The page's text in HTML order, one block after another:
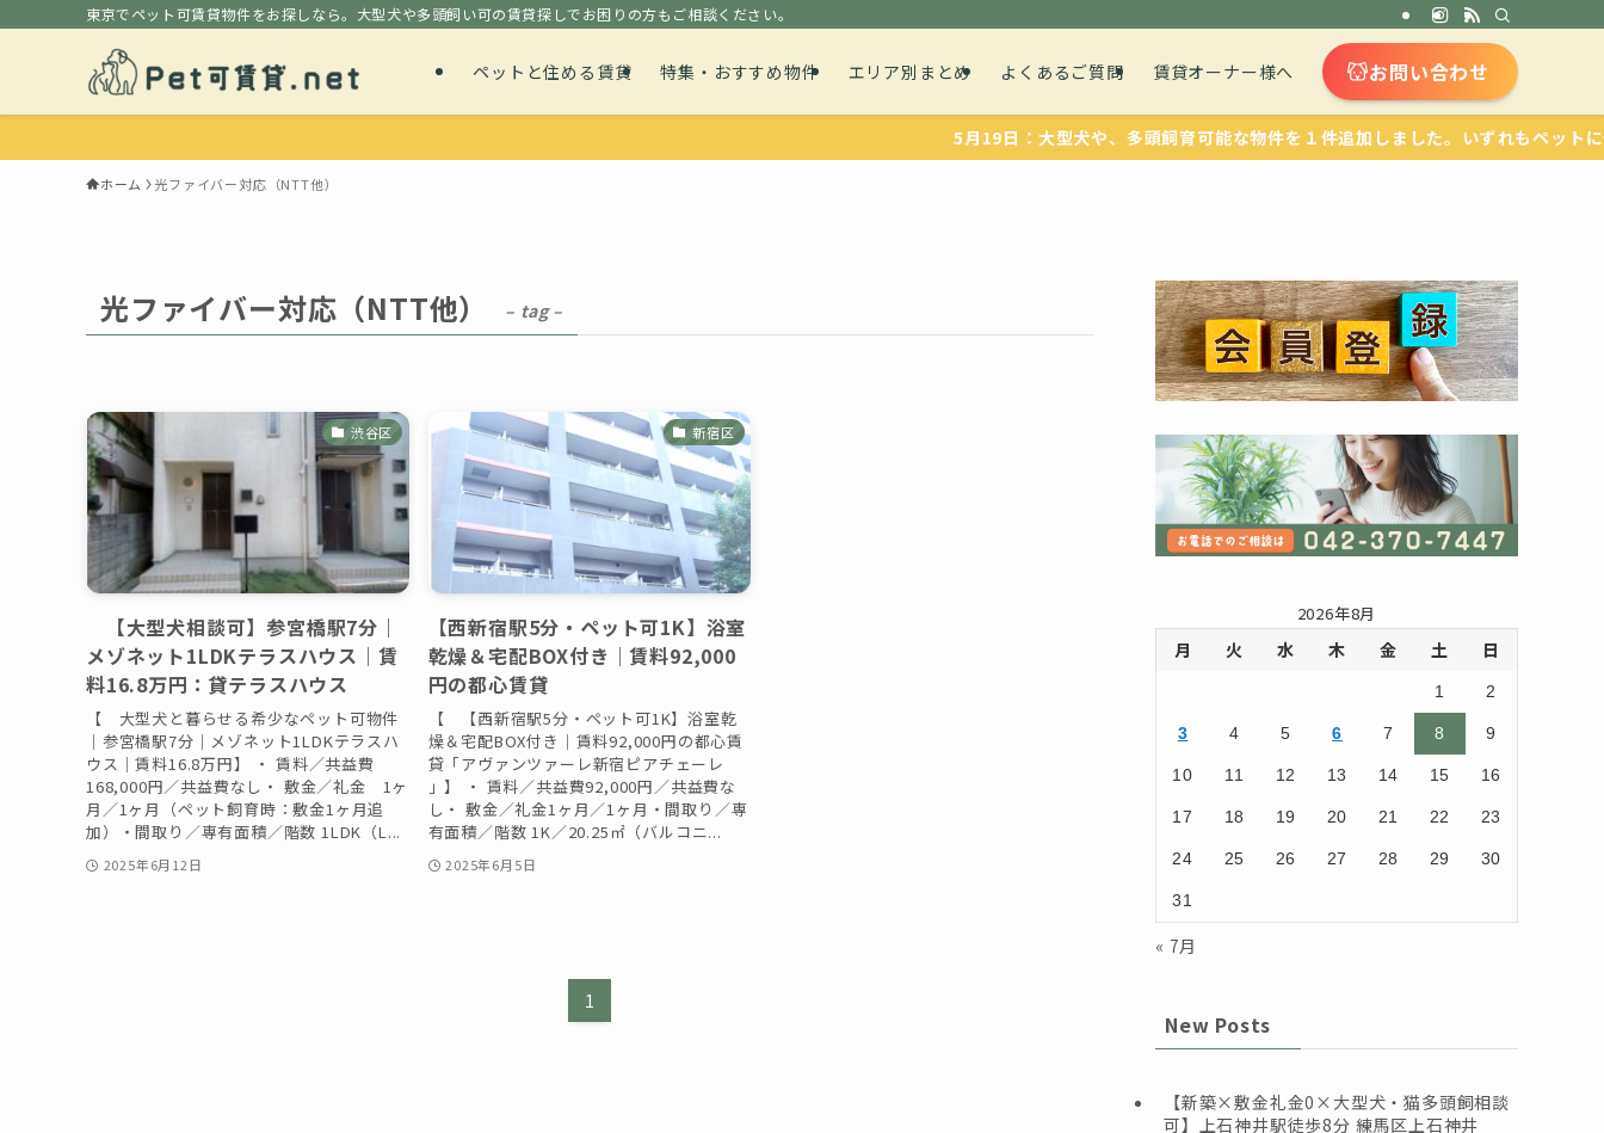
東京でペット可賃貸物件をお探しなら。大型犬や多頭飼い可の賃貸探しでお困りの方もご相談ください。
ペットと住める賃貸 特集・おすすめ物件 エリア別まとめ よくあるご質問 賃貸オーナー様へ お問い合わせ
5月19日：大型犬や、多頭飼育可能な物件を１件追加しました。いずれもペットに優し
ホーム 光ファイバー対応（NTT他）
光ファイバー対応（NTT他） – tag –
渋谷区
【大型犬相談可】参宮橋駅7分｜
メゾネット1LDKテラスハウス｜賃
料16.8万円：貸テラスハウス
【 大型犬と暮らせる希少なペット可物件
｜参宮橋駅7分｜メゾネット1LDKテラスハ
ウス｜賃料16.8万円】 ・ 賃料／共益費
168,000円／共益費なし・ 敷金／礼金 1ヶ
月／1ヶ月（ペット飼育時：敷金1ヶ月追
加）・間取り／専有面積／階数 1LDK（L...
2025年6月12日
新宿区
【西新宿駅5分・ペット可1K】浴室
乾燥＆宅配BOX付き｜賃料92,000
円の都心賃貸
【 【西新宿駅5分・ペット可1K】浴室乾
燥＆宅配BOX付き｜賃料92,000円の都心賃
貸「アヴァンツァーレ新宿ピアチェーレ
」】 ・ 賃料／共益費92,000円／共益費な
し・ 敷金／礼金1ヶ月／1ヶ月・間取り／専
有面積／階数 1K／20.25㎡（バルコニ...
2025年6月5日
1
2026年8月
月 火 水 木 金 土 日
1 2
3 4 5 6 7 8 9
10 11 12 13 14 15 16
17 18 19 20 21 22 23
24 25 26 27 28 29 30
31
« 7月
New Posts
【新築×敷金礼金0×大型犬・猫多頭飼相談
可】上石神井駅徒歩8分 練馬区上石神井